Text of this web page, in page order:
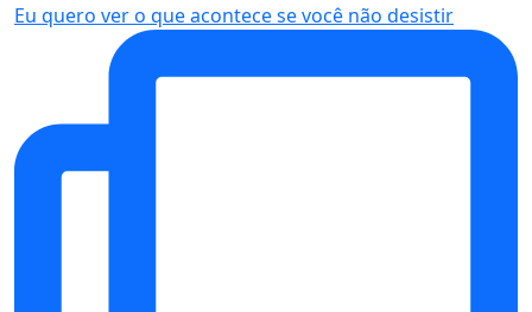
Eu quero ver o que acontece se você não desistir